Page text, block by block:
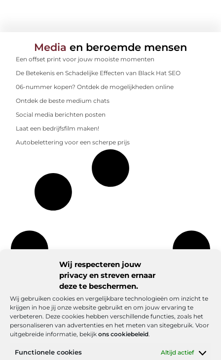
Wij respecteren jouw
privacy en streven ernaar
deze te beschermen.
Wij gebruiken cookies en vergelijkbare technologieën om inzicht te
krijgen in hoe jij onze website gebruikt en om jouw ervaring te
verbeteren. Deze cookies hebben verschillende functies, zoals het
personaliseren van advertenties en het meten van sitegebruik. Voor
uitgebreide informatie, bekijk ons cookiebeleid.
Functionele cookies Altijd actief
Media en beroemde mensen
Een offset print voor jouw mooiste momenten
De Betekenis en Schadelijke Effecten van Black Hat SEO
06-nummer kopen? Ontdek de mogelijkheden online
Ontdek de beste medium chats
Social media berichten posten
Laat een bedrijfsfilm maken!
Autobelettering voor een scherpe prijs